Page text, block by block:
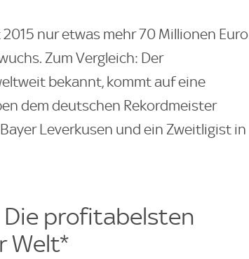
nur etwas mehr 70 Millionen Euro
Zum Vergleich: Der
bekannt, kommt auf eine
dem deutschen Rekordmeister
Leverkusen und ein Zweitligist in
Die profitabelsten
Welt*